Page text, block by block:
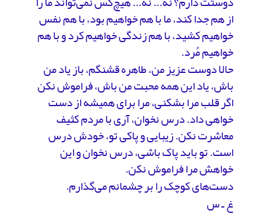
از هم جدا کند، ما با هم خواهیم بود، با هم نفس
خواهیم کشید، با هم زندگی خواهیم کرد و با هم
خواهیم مُرد.
حالا دوست عزیز من، طاهره قشنگم، باز یاد من
باش، یاد این همه محبت من باش، فراموش نکن
اگر قلب مرا بشکنی، مرا برای همیشه از دست
خواهی داد. درس نخوان، آری با مردم کثیف
معاشرت نکن. زیبایی و پاکی تو، خودش درس
است. تو باید پاک باشی، درس نخوان و این
خواهش مرا فراموش نکن.
دست‌های کوچک را بر چشمانم می‌گذارم.
غ ـ س